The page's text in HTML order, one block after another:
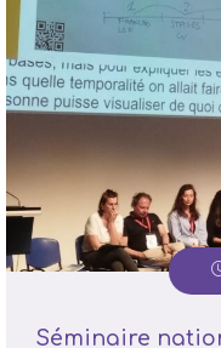
Séminaire